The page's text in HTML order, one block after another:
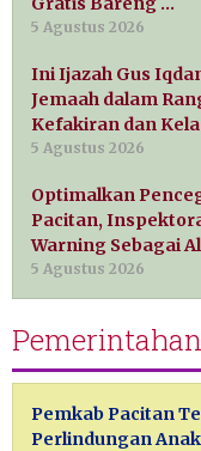
5 Agustus 2026
Ini Ijazah Gus
Jemaah dalam
Kefakiran dan
5 Agustus 2026
Optimalkan
Pacitan,
Warning Sebagai
5 Agustus 2026
Pemerintahan
Pemkab Pacitan
Perlindungan